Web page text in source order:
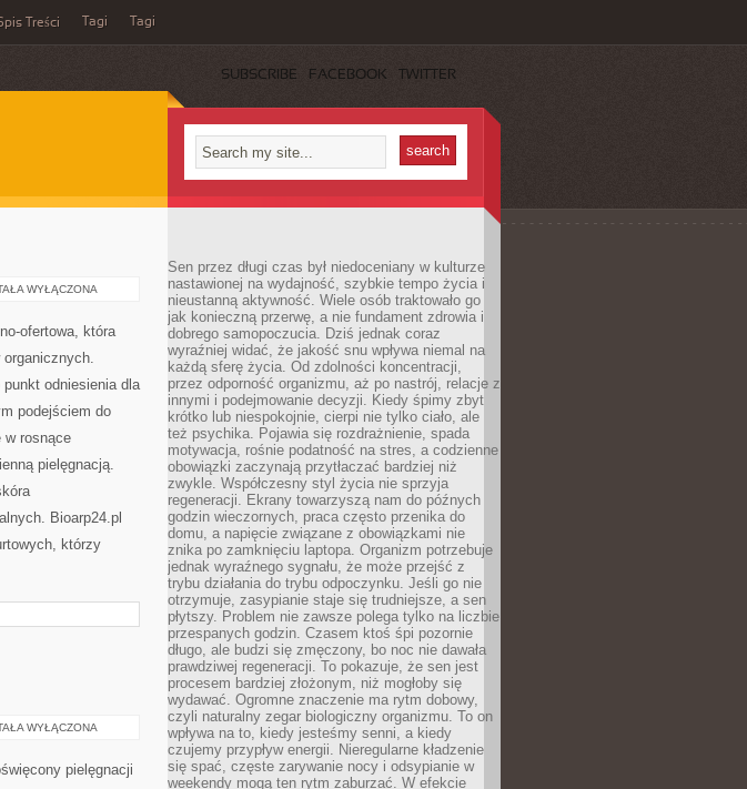
Treści Tagi Tagi
SUBSCRIBE FACEBOOK TWITTER
WYŁĄCZONA
ofertowa, która
organicznych.
odniesienia dla
podejściem do
w rosnące
pielęgnacją.
Bioarp24.pl
którzy
WYŁĄCZONA
pielęgnacji
Sen przez długi czas był niedoceniany w kulturze
nastawionej na wydajność, szybkie tempo życia i
nieustanną aktywność. Wiele osób traktowało go
jak konieczną przerwę, a nie fundament zdrowia i
dobrego samopoczucia. Dziś jednak coraz
wyraźniej widać, że jakość snu wpływa niemal na
każdą sferę życia. Od zdolności koncentracji,
przez odporność organizmu, aż po nastrój, relacje z
innymi i podejmowanie decyzji. Kiedy śpimy zbyt
krótko lub niespokojnie, cierpi nie tylko ciało, ale
też psychika. Pojawia się rozdrażnienie, spada
motywacja, rośnie podatność na stres, a codzienne
obowiązki zaczynają przytłaczać bardziej niż
zwykle. Współczesny styl życia nie sprzyja
regeneracji. Ekrany towarzyszą nam do późnych
godzin wieczornych, praca często przenika do
domu, a napięcie związane z obowiązkami nie
znika po zamknięciu laptopa. Organizm potrzebuje
jednak wyraźnego sygnału, że może przejść z
trybu działania do trybu odpoczynku. Jeśli go nie
otrzymuje, zasypianie staje się trudniejsze, a sen
płytszy. Problem nie zawsze polega tylko na liczbie
przespanych godzin. Czasem ktoś śpi pozornie
długo, ale budzi się zmęczony, bo noc nie dawała
prawdziwej regeneracji. To pokazuje, że sen jest
procesem bardziej złożonym, niż mogłoby się
wydawać. Ogromne znaczenie ma rytm dobowy,
czyli naturalny zegar biologiczny organizmu. To on
wpływa na to, kiedy jesteśmy senni, a kiedy
czujemy przypływ energii. Nieregularne kładzenie
się spać, częste zarywanie nocy i odsypianie w
weekendy mogą ten rytm zaburzać. W efekcie